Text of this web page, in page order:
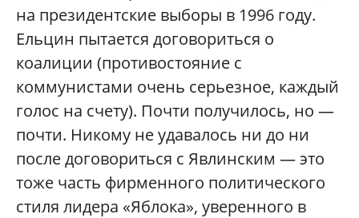
на президентские выборы в 1996 году.
Ельцин пытается договориться о
коалиции (противостояние с
коммунистами очень серьезное, каждый
голос на счету). Почти получилось, но —
почти. Никому не удавалось ни до ни
после договориться с Явлинским — это
тоже часть фирменного политического
стиля лидера «Яблока», уверенного в